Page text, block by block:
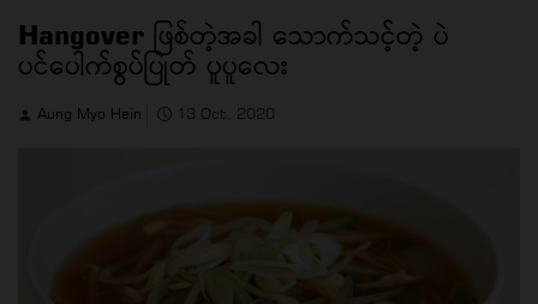
Hangover ဖြစ်တဲ့အခါ သောက်သင့်တဲ့ ပဲ
ပင်ပေါက်စွပ်ပြုတ် ပူပူလေး
Aung Myo Hein 13 Oct, 2020